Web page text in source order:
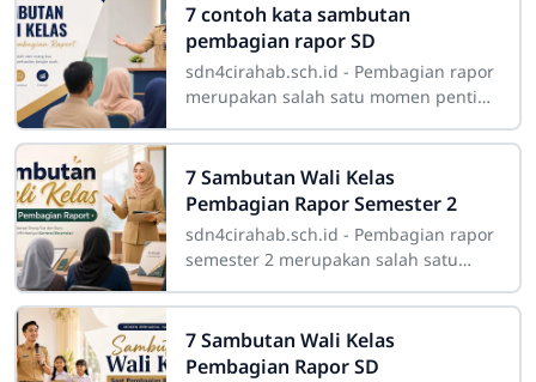
7 contoh kata sambutan
pembagian rapor SD
sdn4cirahab.sch.id - Pembagian rapor
merupakan salah satu momen penting
sekolah dasar. Pada kesempatan
tersebut,
7 Sambutan Wali Kelas
Pembagian Rapor Semester 2
sdn4cirahab.sch.id - Pembagian rapor
semester 2 merupakan salah satu
pendidikan siswa. Kegiatan ini tidak
hanya menjadi
7 Sambutan Wali Kelas
Pembagian Rapor SD